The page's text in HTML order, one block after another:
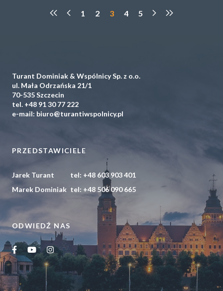
1 2 3 4 5
Turant Dominiak & Wspólnicy Sp. z o.o.
ul. Mała Odrzańska 21/1
70-535 Szczecin
tel. +48 91 30 77 222
e-mail: biuro@turantiwspolnicy.pl
PRZEDSTAWICIELE
Jarek Turant tel: +48 603 903 401
Marek Dominiak tel: +48 506 090 665
ODWIEDŹ NAS